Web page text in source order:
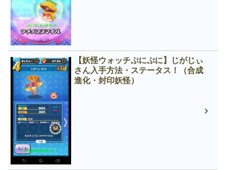
【妖怪ウォッチぷにぷに】じがじぃ
さん入手方法・ステータス！（合成
進化・封印妖怪）